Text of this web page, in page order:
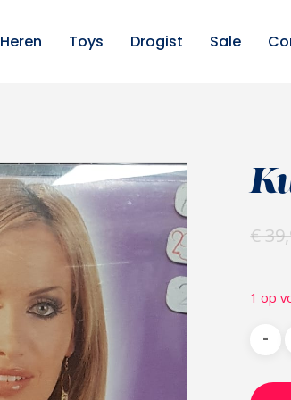
Heren Toys Drogist Sale
€
1 op